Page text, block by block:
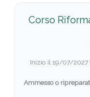
Corso
Inizio il 19/07/2027
Ammesso o